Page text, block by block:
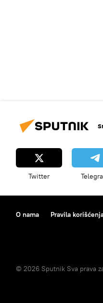
Twitter
O nama Pravila
© 2026 Sputnik Sva prava